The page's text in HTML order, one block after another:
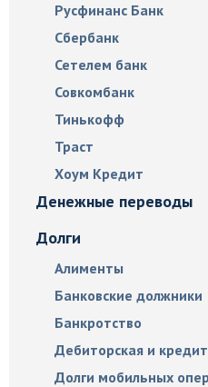
Русфинанс Банк
Сбербанк
Сетелем банк
Совкомбанк
Тинькофф
Траст
Хоум Кредит
Денежные переводы
Долги
Алименты
Банковские должники
Банкротство
Дебиторская и
Долги мобильных